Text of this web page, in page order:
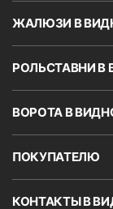
ЖАЛЮЗИ В
РОЛЬСТАВНИ В
ВОРОТА В
ПОКУПАТЕЛЮ
КОНТАКТЫ В